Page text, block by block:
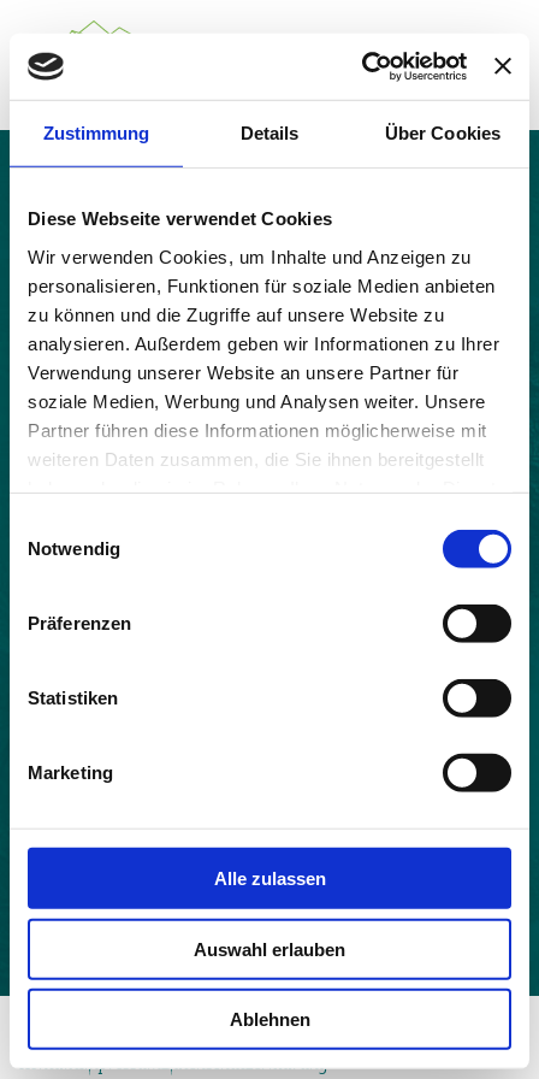
Zustimmung Details Über Cookies
Diese Webseite verwendet Cookies
Wir verwenden Cookies, um Inhalte und Anzeigen zu
personalisieren, Funktionen für soziale Medien anbieten
zu können und die Zugriffe auf unsere Website zu
analysieren. Außerdem geben wir Informationen zu Ihrer
Verwendung unserer Website an unsere Partner für
soziale Medien, Werbung und Analysen weiter. Unsere
Partner führen diese Informationen möglicherweise mit
weiteren Daten zusammen, die Sie ihnen bereitgestellt
Notwendig
Präferenzen
Statistiken
Marketing
Alle zulassen
Auswahl erlauben
Ablehnen
Über das Gemeindenetzwerk
Themen
Alpine Kooperationen
Termine
DeutschItaliano Français SlovenščinaEnglish
Aucelon
Land:
Beitrittsjahr:
Einwohner:
Fläche:
KontaktImpressumDatenschutzerklärung